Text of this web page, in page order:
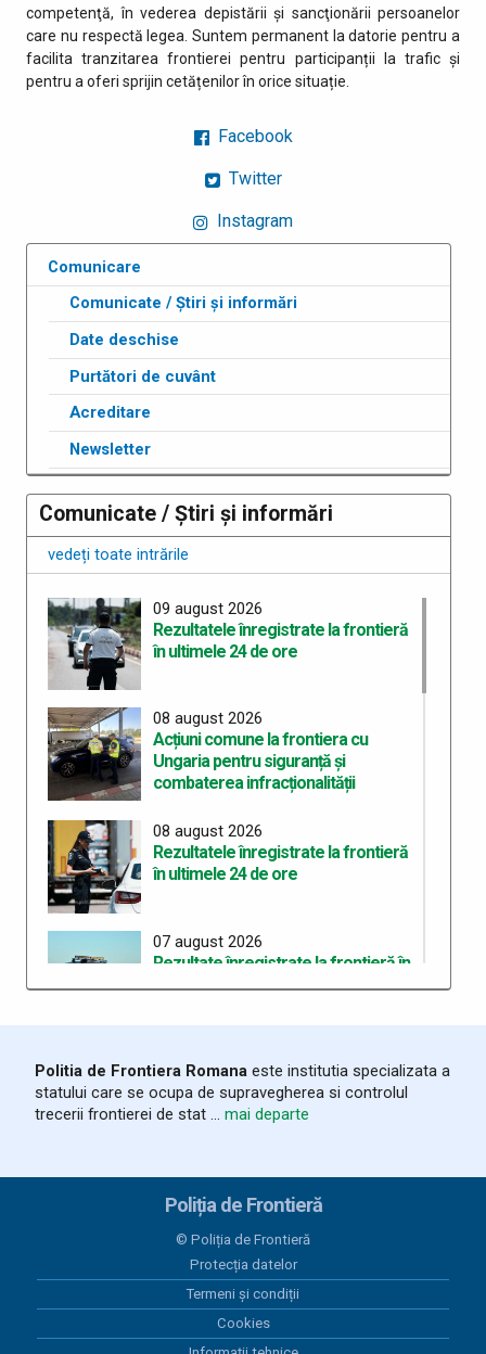
competenţă, în vederea depistării şi sancţionării persoanelor
care nu respectă legea. Suntem permanent la datorie pentru a
facilita tranzitarea frontierei pentru participanții la trafic și
pentru a oferi sprijin cetățenilor în orice situație.
Facebook
Twitter
Instagram
Comunicare
Comunicate / Știri și informări
Date deschise
Purtători de cuvânt
Acreditare
Newsletter
Comunicate / Știri și informări
vedeți toate intrările
09 august 2026
Rezultatele înregistrate la frontieră
în ultimele 24 de ore
08 august 2026
Acțiuni comune la frontiera cu
Ungaria pentru siguranță și
combaterea infracționalității
08 august 2026
Rezultatele înregistrate la frontieră
în ultimele 24 de ore
07 august 2026
Rezultate înregistrate la frontieră în
ultimele 24 de ore
Trei cetățeni chinezi depistați la PTF
Stamora-Moravița cu vize false
ultimele 24 de ore
05 august 2026
Organizarea celui de-al treilea
Workshop pentru elaborarea unei
curicule comune de pregătire în
Politia de Frontiera Romana este institutia specializata a
statului care se ocupa de supravegherea si controlul
trecerii frontierei de stat ... mai departe
Poliția de Frontieră
© Poliția de Frontieră
Protecția datelor
Termeni și condiții
Cookies